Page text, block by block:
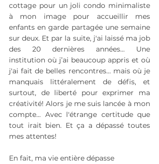
cottage pour un joli condo minimaliste
à mon image pour accueillir mes
enfants en garde partagée une semaine
sur deux. Et par la suite, j'ai laissé ma job
des 20 dernières années... Une
institution où j’ai beaucoup appris et où
j'ai fait de belles rencontres… mais où je
manquais littéralement de défis, et
surtout, de liberté pour exprimer ma
créativité! Alors je me suis lancée à mon
compte... Avec l'étrange certitude que
tout irait bien. Et ça a dépassé toutes
mes attentes!
En fait, ma vie entière dépasse